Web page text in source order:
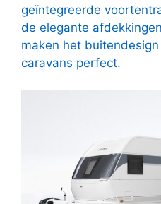
geïntegreerde
de elegante
maken het
caravans perfect.